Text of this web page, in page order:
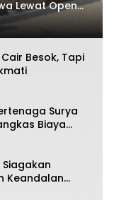
Lewat Open
Besok, Tapi
Surya
Biaya
Siagakan
Keandalan